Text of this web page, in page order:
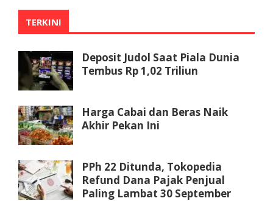
TERKINI
Deposit Judol Saat Piala Dunia
Tembus Rp 1,02 Triliun
Harga Cabai dan Beras Naik
Akhir Pekan Ini
PPh 22 Ditunda, Tokopedia
Refund Dana Pajak Penjual
Paling Lambat 30 September